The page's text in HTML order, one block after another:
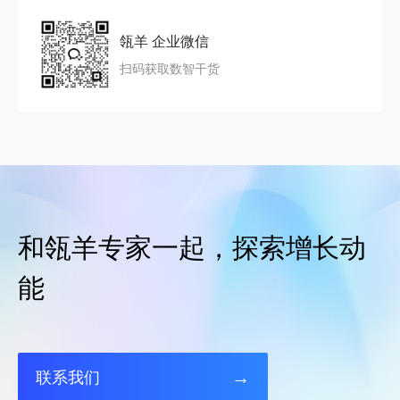
瓴羊 企业微信
扫码获取数智干货
和瓴羊专家一起，探索增长动
能
联系我们 →